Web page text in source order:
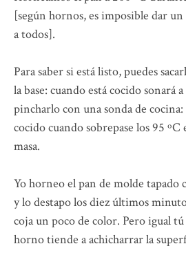
[según hornos, es imposible dar
a todos].
Para saber si está listo, puedes
la base: cuando está cocido sonará
pincharlo con una sonda de cocina:
cocido cuando sobrepase los 95
masa.
Yo horneo el pan de molde
y lo destapo los diez últimos
coja un poco de color. Pero igual
horno tiende a achicharrar la